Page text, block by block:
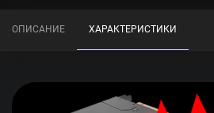
ОПИСАНИЕ ХАРАКТЕРИСТИКИ